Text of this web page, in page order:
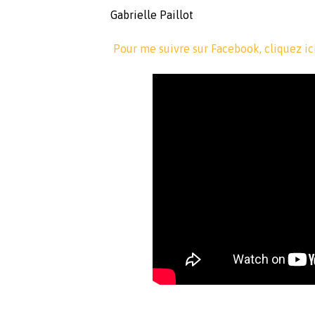
Gabrielle Paillot
Pour me suivre sur Facebook, cliquez